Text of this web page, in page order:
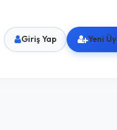
Giriş Yap Yeni